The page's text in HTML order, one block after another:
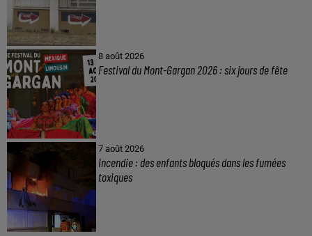
8 août 2026
Festival du Mont-Gargan 2026 : six jours de fête
7 août 2026
Incendie : des enfants bloqués dans les fumées
toxiques